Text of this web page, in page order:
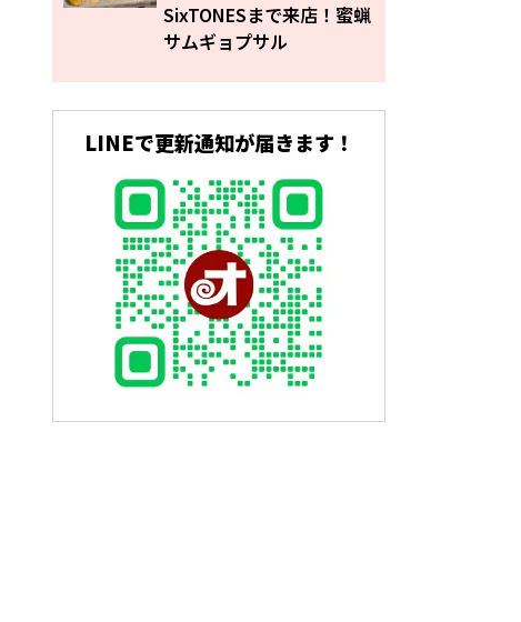
SixTONESまで来店！蜜蝋
サムギョプサル
LINEで更新通知が届きます！